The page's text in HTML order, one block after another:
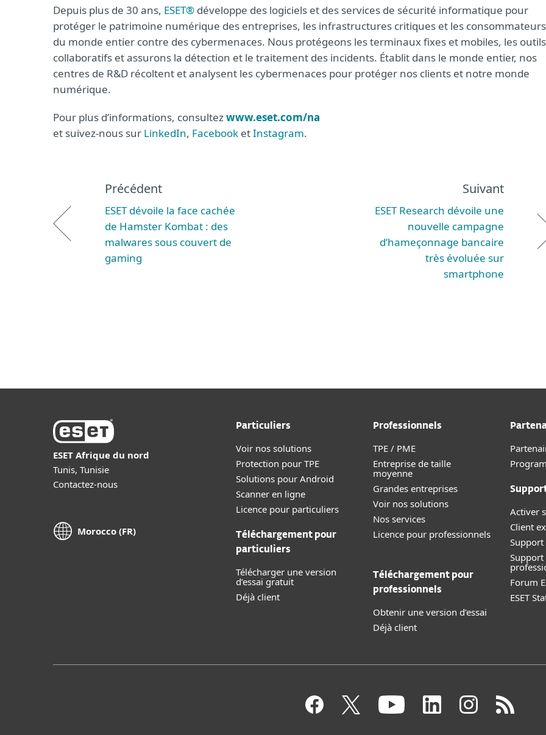
Depuis plus de 30 ans, ESET® développe des logiciels et des services de sécurité informatique pour
protéger le patrimoine numérique des entreprises, les infrastructures critiques et les consommateurs
du monde entier contre des cybermenaces. Nous protégeons les terminaux fixes et mobiles, les outils
collaboratifs et assurons la détection et le traitement des incidents. Établit dans le monde entier, nos
centres de R&D récoltent et analysent les cybermenaces pour protéger nos clients et notre monde
numérique.
Pour plus d’informations, consultezwww.eset.com/na
et suivez-nous sur LinkedIn, Facebook etInstagram.
Précédent
ESET dévoile la face cachée
de Hamster Kombat : des
malwares sous couvert de
gaming
Suivant
ESET Research dévoile une
nouvelle campagne
d’hameçonnage bancaire
très évoluée sur
smartphone
ESET Afrique du nord
Tunis, Tunisie
Contactez-nous
Morocco (FR)
Particuliers
Voir nos solutions
Protection pour TPE
Solutions pour Android
Scanner en ligne
Licence pour particuliers
Téléchargement pour
particuliers
Télécharger une version
d’essai gratuit
Déjà client
Professionnels
TPE / PME
Entreprise de taille
moyenne
Grandes entreprises
Voir nos solutions
Nos services
Licence pour professionnels
Téléchargement pour
professionnels
Obtenir une version d’essai
Déjà client
Activer
Client
Forum
ESET